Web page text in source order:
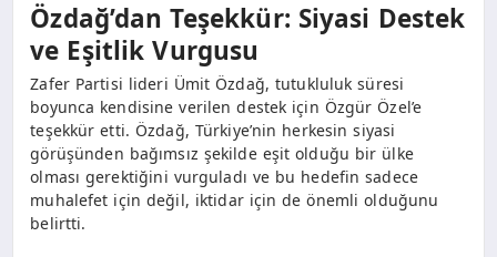
Özdağ’dan Teşekkür: Siyasi Destek
ve Eşitlik Vurgusu
Zafer Partisi lideri Ümit Özdağ, tutukluluk süresi
boyunca kendisine verilen destek için Özgür Özel’e
teşekkür etti. Özdağ, Türkiye’nin herkesin siyasi
görüşünden bağımsız şekilde eşit olduğu bir ülke
olması gerektiğini vurguladı ve bu hedefin sadece
muhalefet için değil, iktidar için de önemli olduğunu
belirtti.